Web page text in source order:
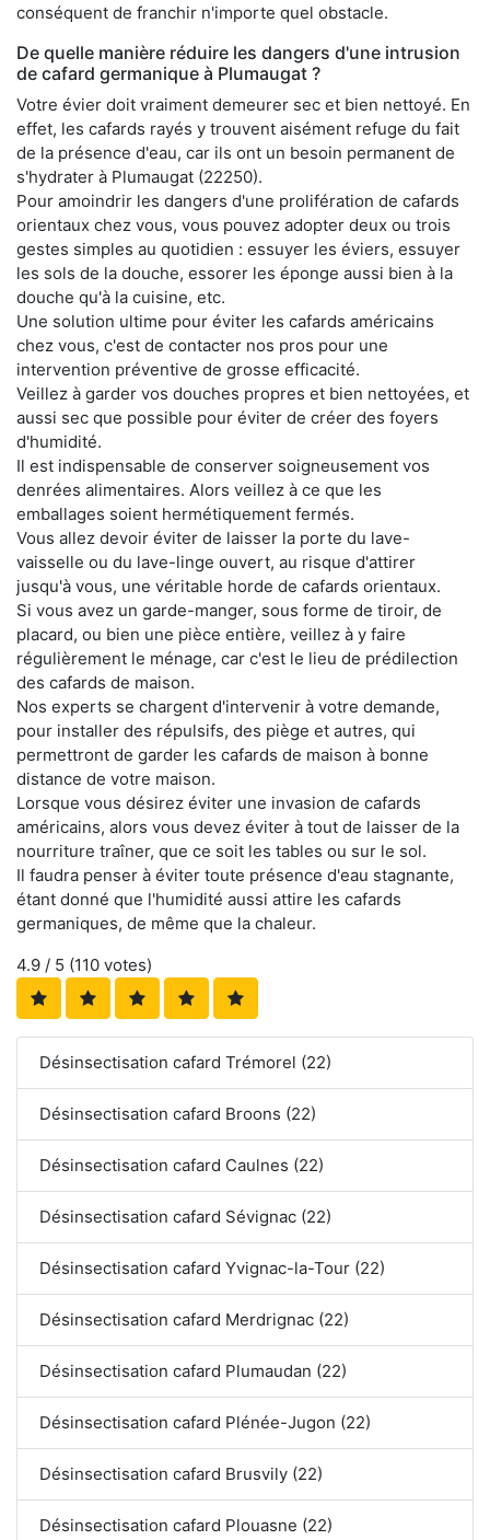
conséquent de franchir n'importe quel obstacle.
De quelle manière réduire les dangers d'une intrusion
de cafard germanique à Plumaugat ?
Votre évier doit vraiment demeurer sec et bien nettoyé. En
effet, les cafards rayés y trouvent aisément refuge du fait
de la présence d'eau, car ils ont un besoin permanent de
s'hydrater à Plumaugat (22250).
Pour amoindrir les dangers d'une prolifération de cafards
orientaux chez vous, vous pouvez adopter deux ou trois
gestes simples au quotidien : essuyer les éviers, essuyer
les sols de la douche, essorer les éponge aussi bien à la
douche qu'à la cuisine, etc.
Une solution ultime pour éviter les cafards américains
chez vous, c'est de contacter nos pros pour une
intervention préventive de grosse efficacité.
Veillez à garder vos douches propres et bien nettoyées, et
aussi sec que possible pour éviter de créer des foyers
d'humidité.
Il est indispensable de conserver soigneusement vos
denrées alimentaires. Alors veillez à ce que les
emballages soient hermétiquement fermés.
Vous allez devoir éviter de laisser la porte du lave-
vaisselle ou du lave-linge ouvert, au risque d'attirer
jusqu'à vous, une véritable horde de cafards orientaux.
Si vous avez un garde-manger, sous forme de tiroir, de
placard, ou bien une pièce entière, veillez à y faire
régulièrement le ménage, car c'est le lieu de prédilection
des cafards de maison.
Nos experts se chargent d'intervenir à votre demande,
pour installer des répulsifs, des piège et autres, qui
permettront de garder les cafards de maison à bonne
distance de votre maison.
Lorsque vous désirez éviter une invasion de cafards
américains, alors vous devez éviter à tout de laisser de la
nourriture traîner, que ce soit les tables ou sur le sol.
Il faudra penser à éviter toute présence d'eau stagnante,
étant donné que l'humidité aussi attire les cafards
germaniques, de même que la chaleur.
4.9 / 5 (110 votes)
Désinsectisation cafard Trémorel (22)
Désinsectisation cafard Broons (22)
Désinsectisation cafard Caulnes (22)
Désinsectisation cafard Sévignac (22)
Désinsectisation cafard Yvignac-la-Tour (22)
Désinsectisation cafard Merdrignac (22)
Désinsectisation cafard Plumaudan (22)
Désinsectisation cafard Plénée-Jugon (22)
Désinsectisation cafard Brusvily (22)
Désinsectisation cafard Plouasne (22)